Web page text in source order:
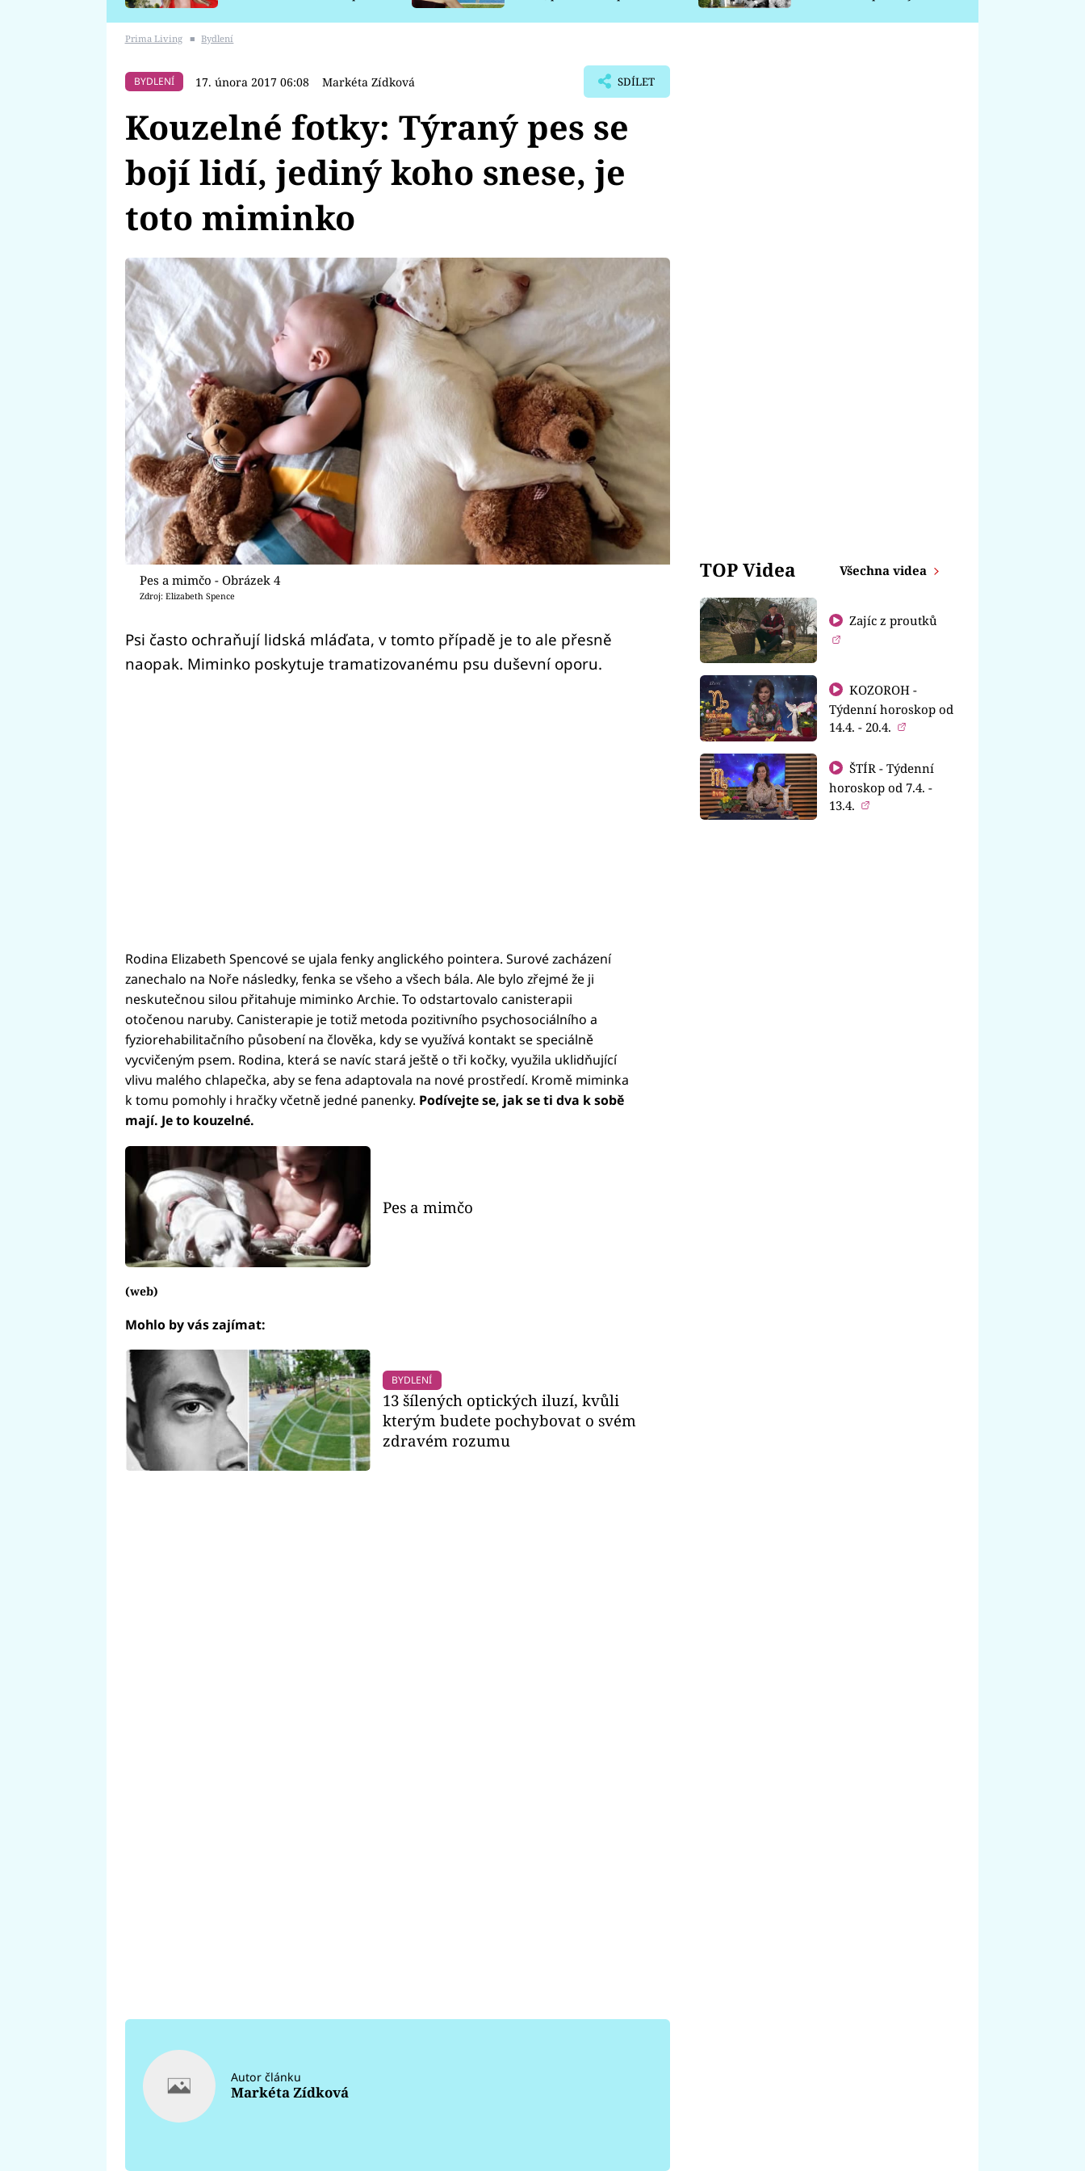
Prima Living ■ Bydlení
BYDLENÍ 17. února 2017 06:08 Markéta Zídková SDÍLET
Kouzelné fotky: Týraný pes se
bojí lidí, jediný koho snese, je
toto miminko
Pes a mimčo - Obrázek 4
Zdroj: Elizabeth Spence
Psi často ochraňují lidská mláďata, v tomto případě je to ale přesně
naopak. Miminko poskytuje tramatizovanému psu duševní oporu.
Rodina Elizabeth Spencové se ujala fenky anglického pointera. Surové zacházení
zanechalo na Noře následky, fenka se všeho a všech bála. Ale bylo zřejmé že ji
neskutečnou silou přitahuje miminko Archie. To odstartovalo canisterapii
otočenou naruby. Canisterapie je totiž metoda pozitivního psychosociálního a
fyziorehabilitačního působení na člověka, kdy se využívá kontakt se speciálně
vycvičeným psem. Rodina, která se navíc stará ještě o tři kočky, využila uklidňující
vlivu malého chlapečka, aby se fena adaptovala na nové prostředí. Kromě miminka
k tomu pomohly i hračky včetně jedné panenky. Podívejte se, jak se ti dva k sobě
mají. Je to kouzelné.
Pes a mimčo
(web)
Mohlo by vás zajímat:
BYDLENÍ
13 šílených optických iluzí, kvůli
kterým budete pochybovat o svém
zdravém rozumu
Autor článku
Markéta Zídková
TOP Videa Všechna videa
Zajíc z proutků
KOZOROH -
Týdenní horoskop od
14.4. - 20.4.
ŠTÍR - Týdenní
horoskop od 7.4. -
13.4.